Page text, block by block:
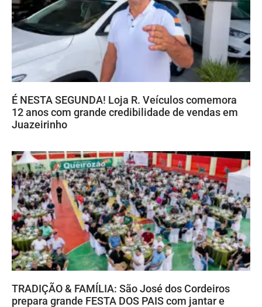
É NESTA SEGUNDA! Loja R. Veículos comemora
12 anos com grande credibilidade de vendas em
Juazeirinho
TRADIÇÃO & FAMÍLIA: São José dos Cordeiros
prepara grande FESTA DOS PAIS com jantar e